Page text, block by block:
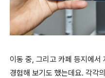
이동 중, 그리고 카페 등지에서
경험해 보기도 했는데요. 각각